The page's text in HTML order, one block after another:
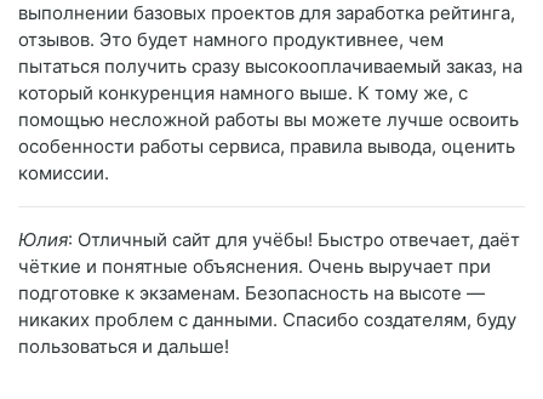
выполнении базовых проектов для заработка рейтинга,
отзывов. Это будет намного продуктивнее, чем
пытаться получить сразу высокооплачиваемый заказ, на
который конкуренция намного выше. К тому же, с
помощью несложной работы вы можете лучше освоить
особенности работы сервиса, правила вывода, оценить
комиссии.
Юлия: Отличный сайт для учёбы! Быстро отвечает, даёт
чёткие и понятные объяснения. Очень выручает при
подготовке к экзаменам. Безопасность на высоте —
никаких проблем с данными. Спасибо создателям, буду
пользоваться и дальше!